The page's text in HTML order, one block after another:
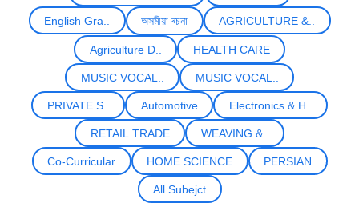
English Gra.. অসমীয়া ৰচনা AGRICULTURE &..
Agriculture D.. HEALTH CARE
MUSIC VOCAL.. MUSIC VOCAL..
PRIVATE S.. Automotive Electronics & H..
RETAIL TRADE WEAVING &..
Co-Curricular HOME SCIENCE PERSIAN
All Subejct